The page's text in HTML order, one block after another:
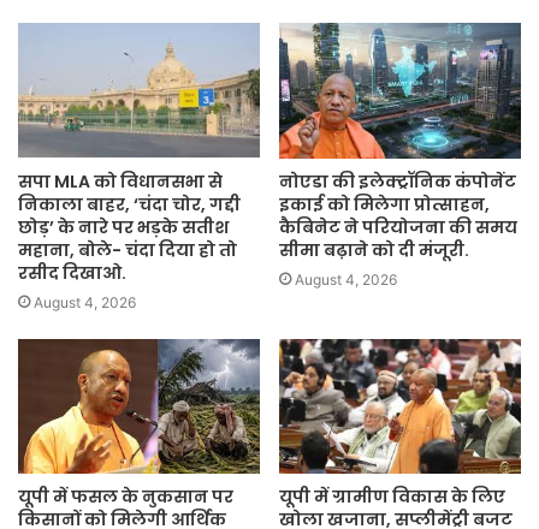
सपा MLA को विधानसभा से
निकाला बाहर, ‘चंदा चोर, गद्दी
छोड़’ के नारे पर भड़के सतीश
महाना, बोले- चंदा दिया हो तो
रसीद दिखाओ.
August 4, 2026
नोएडा की इलेक्ट्रॉनिक कंपोनेंट
इकाई को मिलेगा प्रोत्साहन,
कैबिनेट ने परियोजना की समय
सीमा बढ़ाने को दी मंजूरी.
August 4, 2026
यूपी में फसल के नुकसान पर
किसानों को मिलेगी आर्थिक
यूपी में ग्रामीण विकास के लिए
खोला खजाना, सप्लीमेंट्री बजट